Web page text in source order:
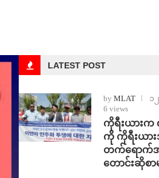
LATEST POST
by MLAT
၁
6 views
ကိုရီးယားက
ကို ကိုရီးယ
တက်ရောက်အ
တောင်းဆိုစ